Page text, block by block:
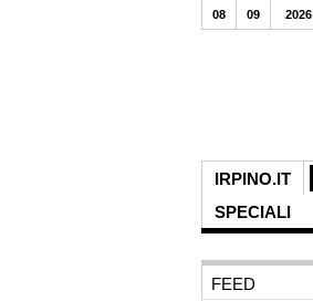
IRPINO.IT
SPECIALI
08 09 2026
FEED